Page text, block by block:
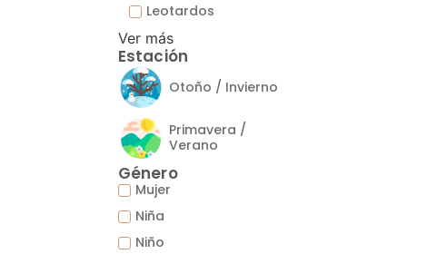
Leotardos
Ver más
Estación
Otoño / Invierno
Primavera /
Verano
Género
Mujer
Niña
Niño